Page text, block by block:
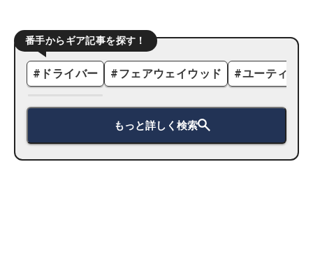
番手からギア記事を探す！
# ドライバー #フェアウェイウッド #ユーティリ
もっと詳しく検索